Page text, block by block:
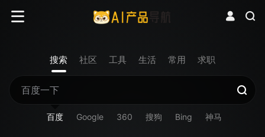
搜索 社区 工具 生活 常用 求职
百度 Google 360 搜狗 Bing 神马